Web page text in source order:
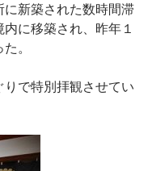
新築された数時間滞
に移築され、昨年１
。
で特別拝観させてい